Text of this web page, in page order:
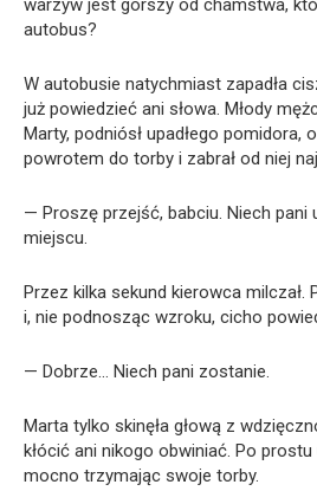
warzyw jest gorszy od chamstwa,
autobus?
W autobusie natychmiast zapadła
już powiedzieć ani słowa. Młody
Marty, podniósł upadłego pomidora,
powrotem do torby i zabrał od niej
— Proszę przejść, babciu. Niech pani
miejscu.
Przez kilka sekund kierowca milczał.
i, nie podnosząc wzroku, cicho
— Dobrze… Niech pani zostanie.
Marta tylko skinęła głową z
kłócić ani nikogo obwiniać. Po prostu
mocno trzymając swoje torby.